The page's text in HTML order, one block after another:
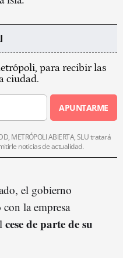
para recibir las
ciudad.
APUNTARME
METRÓPOLI ABIERTA, SLU tratará
noticias de actualidad.
el gobierno
con la empresa
cese de parte de su